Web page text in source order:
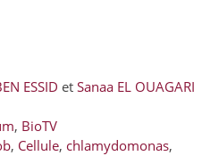
ESSID et Sanaa EL OUAGARI
, BioTV
, Cellule, chlamydomonas,